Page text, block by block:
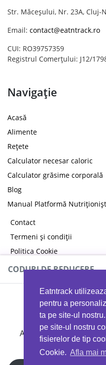
Eatntrack
pentru a
ta pe site-ul
pe site-ul nostru
fisierelor de tip
Cookie. Afla mai
Str. Măceșului, Nr. 23A, Cluj-
Email: contact@eatntrack.ro
CUI: RO39757359
Registrul Comerțului: J12/
Navigație
Acasă
Alimente
Rețete
Calculator necesar caloric
Calculator grăsime corporală
Blog
Manual Platformă
Contact
Termeni și condiții
Politica Cookie
Politica de confidențialitate
CODURI DE REDUCERE
Ai 40%reducere la